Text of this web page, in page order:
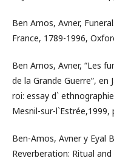
Ben Amos, Avner,
France, 1789-1996,
Ben Amos, Avner, “Les
de la Grande Guerre”, en
roi: essay d`
Mesnil-sur-l`Estrée,1999,
Ben-Amos, Avner y Eyal
Reverberation: Ritual